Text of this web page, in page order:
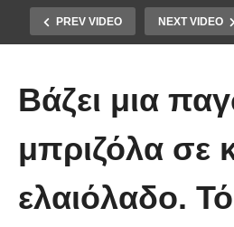
PREV VIDEO NEXT VIDEO
Υγιεινό γλυκό
Βάζει μια
μπριζόλα σε
ελαιόλαδο.